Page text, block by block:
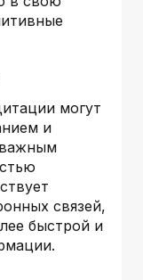
могут
и
важным
связей,
быстрой и